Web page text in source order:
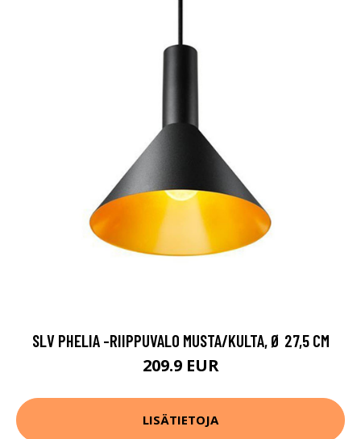
SLV PHELIA -RIIPPUVALO MUSTA/KULTA, Ø 27,5 CM
209.9 EUR
LISÄTIETOJA